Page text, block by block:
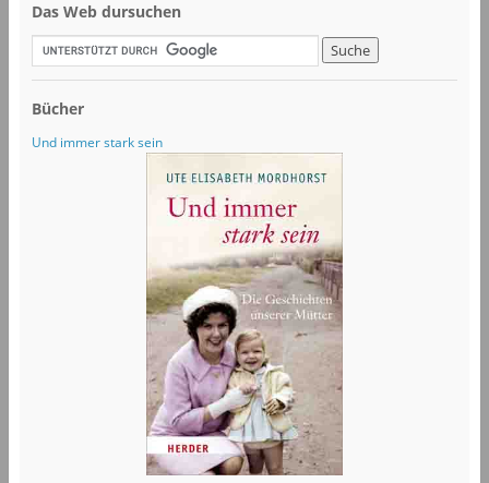
Das Web dursuchen
Bücher
Und immer stark sein